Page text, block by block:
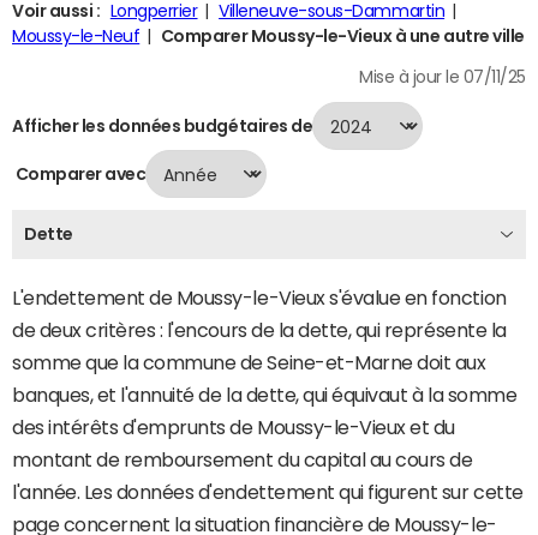
Voir aussi : Longperrier
Villeneuve-sous-Dammartin
Moussy-le-Neuf
Comparer Moussy-le-Vieux à une autre ville
Mise à jour le 07/11/25
Afficher les données budgétaires de
Comparer avec
Dette
L'endettement de Moussy-le-Vieux s'évalue en fonction
de deux critères : l'encours de la dette, qui représente la
somme que la commune de Seine-et-Marne doit aux
banques, et l'annuité de la dette, qui équivaut à la somme
des intérêts d'emprunts de Moussy-le-Vieux et du
montant de remboursement du capital au cours de
l'année. Les données d'endettement qui figurent sur cette
page concernent la situation financière de Moussy-le-